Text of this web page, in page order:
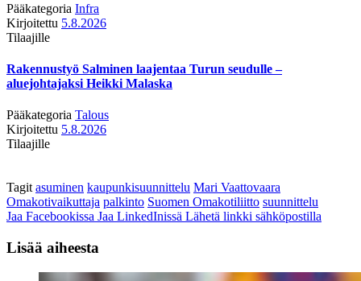
Pääkategoria Infra
Kirjoitettu 5.8.2026
Tilaajille
Rakennustyö Salminen laajentaa Turun seudulle –
aluejohtajaksi Heikki Malaska
Pääkategoria Talous
Kirjoitettu 5.8.2026
Tilaajille
Tagit asuminen kaupunkisuunnittelu Mari Vaattovaara
Omakotivaikuttaja palkinto Suomen Omakotiliitto suunnittelu
Jaa Facebookissa Jaa LinkedInissä Lähetä linkki sähköpostilla
Lisää aiheesta